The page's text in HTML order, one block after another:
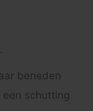
.
beneden
schutting